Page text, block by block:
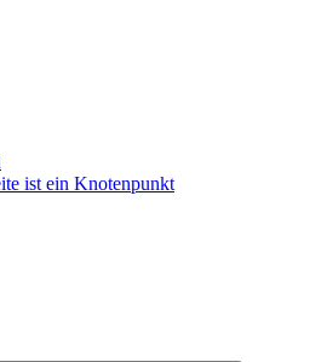
ist ein Knotenpunkt